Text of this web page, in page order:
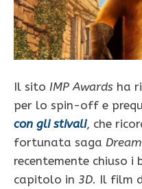
Il sito IMP Awards ha
per lo spin-off e
con gli stivali, che
fortunata saga
recentemente chiuso
capitolo in 3D. Il film